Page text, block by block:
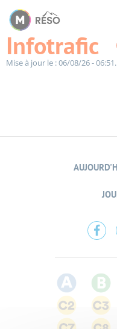
Infotrafic
Mise à jour le : 06/08/26 - 06:51.
Panneau de gestion des